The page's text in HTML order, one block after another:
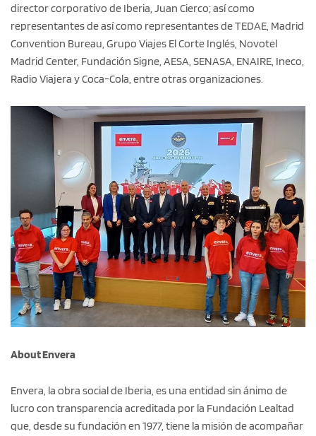
director corporativo de Iberia, Juan Cierco; así como
representantes de así como representantes de TEDAE, Madrid
Convention Bureau, Grupo Viajes El Corte Inglés, Novotel
Madrid Center, Fundación Signe, AESA, SENASA, ENAIRE, Ineco,
Radio Viajera y Coca-Cola, entre otras organizaciones.
About Envera
Envera, la obra social de Iberia, es una entidad sin ánimo de
lucro con transparencia acreditada por la Fundación Lealtad
que, desde su fundación en 1977, tiene la misión de acompañar